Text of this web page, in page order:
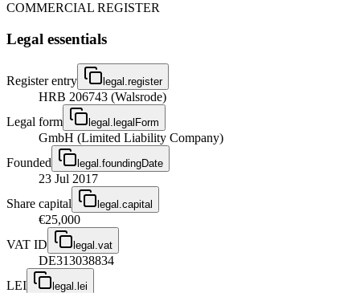
COMMERCIAL REGISTER
Legal essentials
Register entry legal.register
HRB 206743 (Walsrode)
Legal form
legal.legalForm
GmbH (Limited Liability Company)
Founded
legal.foundingDate
23 Jul 2017
Share capital
legal.capital
€25,000
VAT ID
legal.vat
DE313038834
LEI
legal.lei